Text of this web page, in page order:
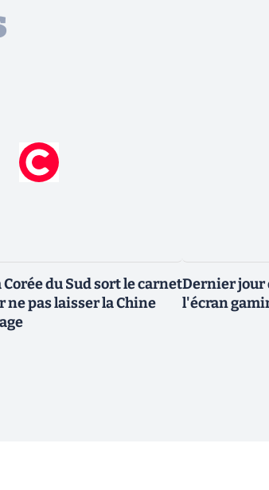
Corée du Sud sort le carnet
ne pas laisser la Chine
Dernier jour
l'écran